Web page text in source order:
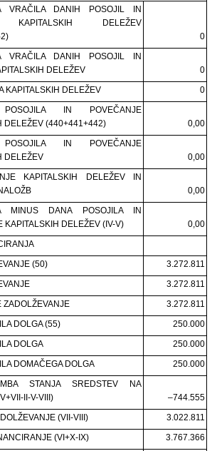
VRAČILA DANIH POSOJIL IN
KAPITALSKIH DELEŽEV
0
VRAČILA DANIH POSOJIL IN
DELEŽEV
0
KAPITALSKIH DELEŽEV
0
IN POVEČANJE
DELEŽEV (440+441+442)
0,00
IN POVEČANJE
DELEŽEV
0,00
KAPITALSKIH DELEŽEV IN
0,00
MINUS DANA POSOJILA IN
KAPITALSKIH DELEŽEV (IV-V)
0,00
(50)
3.272.811
3.272.811
ZADOLŽEVANJE
3.272.811
DOLGA (55)
250.000
DOLGA
250.000
DOMAČEGA DOLGA
250.000
STANJA SREDSTEV NA
II-V-VIII)
–744.555
(VII-VIII)
3.022.811
(VI+X-IX)
3.767.366